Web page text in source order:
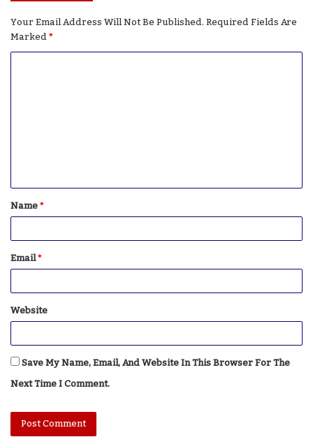
Your Email Address Will Not Be Published.Required Fields Are
Marked*
T
*
Name*
Email*
Website
Save My Name, Email, And Website In This Browser For The
Next Time I Comment.